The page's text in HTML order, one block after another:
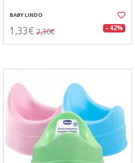
BABY LINDO
1,33€ 2,30€ - 42%